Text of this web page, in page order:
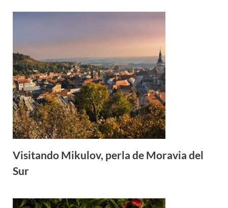
Visitando Mikulov, perla de Moravia del
Sur